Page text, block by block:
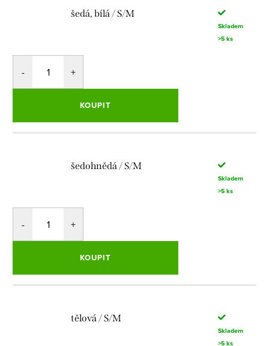
šedá, bílá / S/M
Skladem
>5 ks
KOUPIT
šedohnědá / S/M
Skladem
>5 ks
KOUPIT
tělová / S/M
Skladem
>5 ks